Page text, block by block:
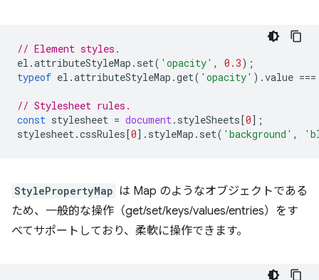
// Element styles.
el .attributeStyleMap . set( 'opacity' , 0.3);
typeof el .attributeStyleMap .get( 'opacity' ).value ===
// Stylesheet rules.
const stylesheet = document. styleSheets[0];
stylesheet.cssRules[0]. styleMap . set( 'background' ,
StylePropertyMap は Map のようなオブジェクトである
ため、一般的な操作（get/set/keys/values/entries）をす
べてサポートしており、柔軟に操作できます。